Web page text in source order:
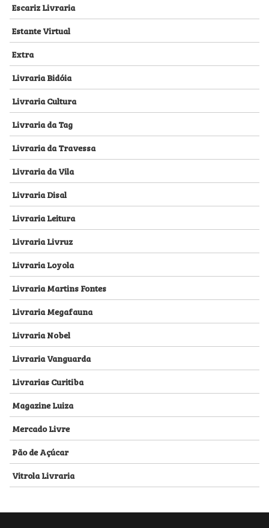
Escariz Livraria
Estante Virtual
Extra
Livraria Bidóia
Livraria Cultura
Livraria da Tag
Livraria da Travessa
Livraria da Vila
Livraria Disal
Livraria Leitura
Livraria Livruz
Livraria Loyola
Livraria Martins Fontes
Livraria Megafauna
Livraria Nobel
Livraria Vanguarda
Livrarias Curitiba
Magazine Luiza
Mercado Livre
Pão de Açúcar
Vitrola Livraria